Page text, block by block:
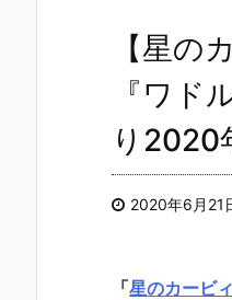
【星の
『ワド
り2020
2020年6月21
「星のカービィ